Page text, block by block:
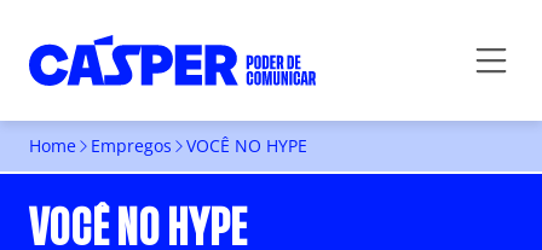
Home Empregos VOCÊ NO HYPE
VOCÊ NO HYPE